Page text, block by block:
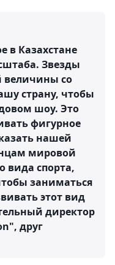
в Казахстане
Звезды
величины со
страну, чтобы
шоу. Это
фигурное
нашей
мировой
вида спорта,
заниматься
этот вид
директор
друг